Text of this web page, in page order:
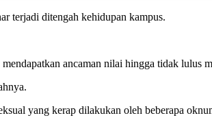
terjadi ditengah kehidupan kampus.
ancaman nilai hingga tidak lulus
yang kerap dilakukan oleh beberapa